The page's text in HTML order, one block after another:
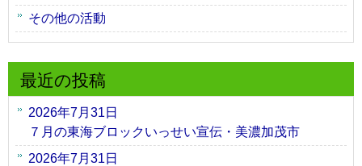
その他の活動
最近の投稿
2026年7月31日
７月の東海ブロックいっせい宣伝・美濃加茂市
2026年7月31日